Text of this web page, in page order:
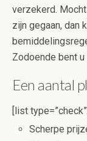
verzekerd.
zijn gegaan, dan
Zodoende bent
Een aantal
[list
Scherpe